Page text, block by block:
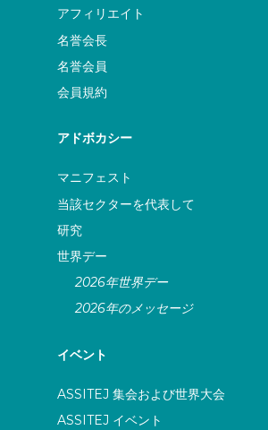
アフィリエイト
名誉会長
名誉会員
会員規約
アドボカシー
マニフェスト
当該セクターを代表して
研究
世界デー
2026年世界デー
2026年のメッセージ
イベント
ASSITEJ 集会および世界大会
ASSITEJ イベント